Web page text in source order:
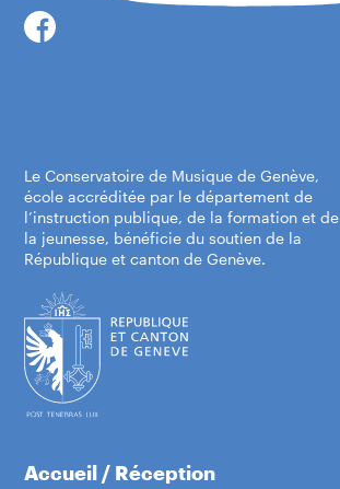
Centre-ville, Diorama
Rue du Diorama 4
1204 Genève
Itinéraire
Le Conservatoire de Musique de Genève,
école accréditée par le département de
l’instruction publique, de la formation et de
la jeunesse, bénéficie du soutien de la
République et canton de Genève.
Accueil / Réception